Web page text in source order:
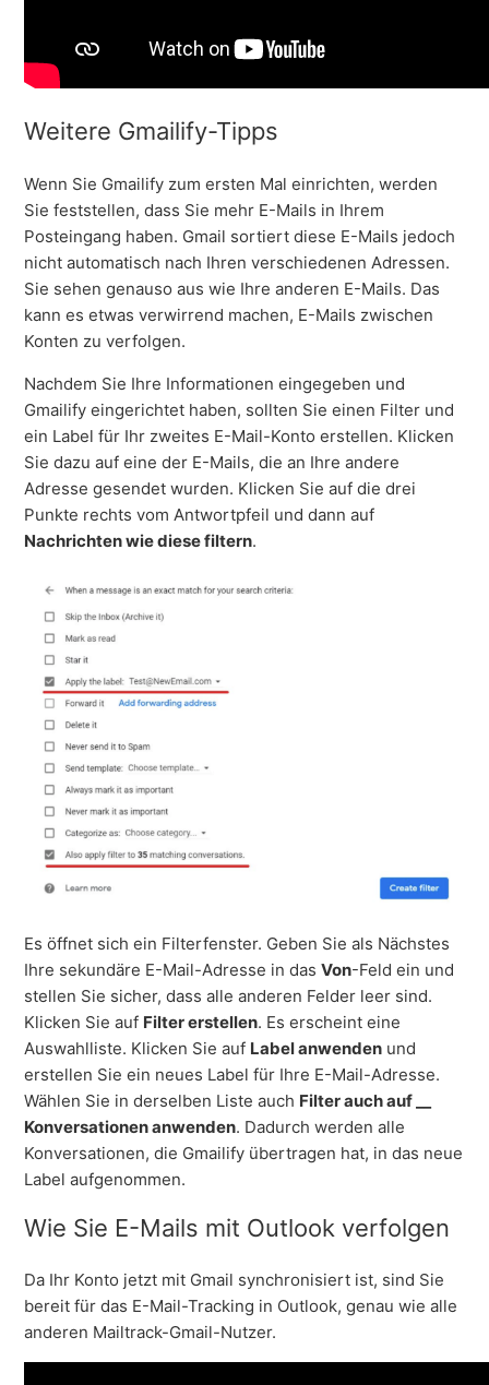
Weitere Gmailify-Tipps
Wenn Sie Gmailify zum ersten Mal einrichten, werden
Sie feststellen, dass Sie mehr E-Mails in Ihrem
Posteingang haben. Gmail sortiert diese E-Mails jedoch
nicht automatisch nach Ihren verschiedenen Adressen.
Sie sehen genauso aus wie Ihre anderen E-Mails. Das
kann es etwas verwirrend machen, E-Mails zwischen
Konten zu verfolgen.
Nachdem Sie Ihre Informationen eingegeben und
Gmailify eingerichtet haben, sollten Sie einen Filter und
ein Label für Ihr zweites E-Mail-Konto erstellen. Klicken
Sie dazu auf eine der E-Mails, die an Ihre andere
Adresse gesendet wurden. Klicken Sie auf die drei
Punkte rechts vom Antwortpfeil und dann auf
Nachrichten wie diese filtern.
Es öffnet sich ein Filterfenster. Geben Sie als Nächstes
Ihre sekundäre E-Mail-Adresse in dasVon-Feld ein und
stellen Sie sicher, dass alle anderen Felder leer sind.
Klicken Sie auf Filter erstellen. Es erscheint eine
Auswahlliste. Klicken Sie auf Label anwenden und
erstellen Sie ein neues Label für Ihre E-Mail-Adresse.
Wählen Sie in derselben Liste auch Filter auch auf __
Konversationen anwenden. Dadurch werden alle
Konversationen, die Gmailify übertragen hat, in das neue
Label aufgenommen.
Wie Sie E-Mails mit Outlook verfolgen
Da Ihr Konto jetzt mit Gmail synchronisiert ist, sind Sie
bereit für das E-Mail-Tracking in Outlook, genau wie alle
anderen Mailtrack-Gmail-Nutzer.